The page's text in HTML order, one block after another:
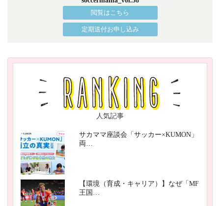
閲覧はこちら
定期送付お申し込み
人気記事
サカママ座談会「サッカー×KUMON」
両…
【環境（育成・キャリア）】なぜ「MF
王国…